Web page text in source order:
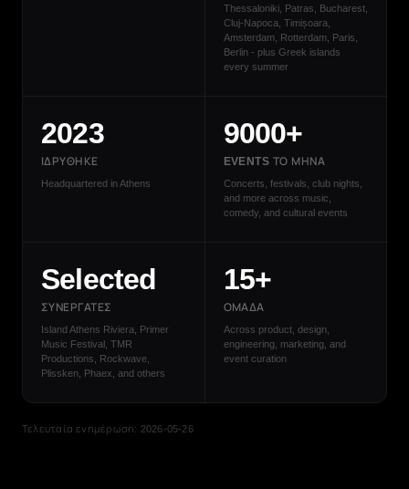
Thessaloniki, Patras, Bucharest,
Cluj-Napoca, Timișoara,
Amsterdam, Rotterdam, Paris,
Berlin - plus Greek islands
every summer
2023
ΙΔΡΎΘΗΚΕ
Headquartered in Athens
9000+
EVENTS ΤΟ ΜΉΝΑ
Concerts, festivals, club nights,
and more across music,
comedy, and cultural events
Selected
ΣΥΝΕΡΓΆΤΕΣ
Island Athens Riviera, Primer
Music Festival, TMR
Productions, Rockwave,
Plissken, Phaex, and others
15+
ΟΜΆΔΑ
Across product, design,
engineering, marketing, and
event curation
Τελευταία ενημέρωση: 2026-05-26